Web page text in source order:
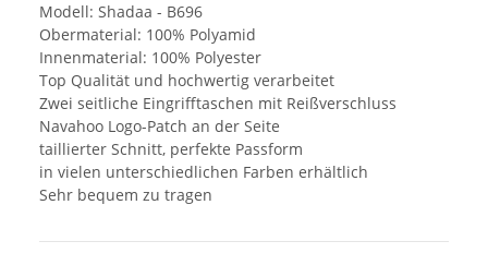
Modell: Shadaa - B696
Obermaterial: 100% Polyamid
Innenmaterial: 100% Polyester
Top Qualität und hochwertig verarbeitet
Zwei seitliche Eingrifftaschen mit Reißverschluss
Navahoo Logo-Patch an der Seite
taillierter Schnitt, perfekte Passform
in vielen unterschiedlichen Farben erhältlich
Sehr bequem zu tragen